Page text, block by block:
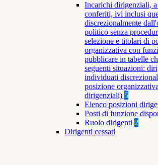
Incarichi dirigenziali,
conferiti, ivi inclusi
discrezionalmente
politico senza
selezione e titolari di
organizzativa con
pubblicare in tabelle
seguenti situazioni:
individuati
posizione
dirigenziali) 5
Elenco posizioni
Posti di funzione
Ruolo dirigenti 2
Dirigenti cessati